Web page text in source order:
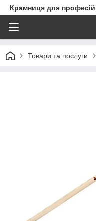
Крамниця для
Товари та послуги